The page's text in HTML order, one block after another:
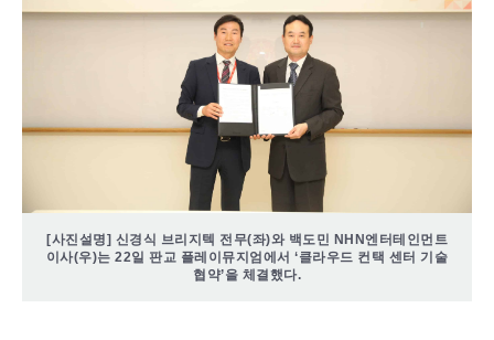
[사진설명] 신경식 브리지텍 전무(좌)와 백도민 NHN엔터테인먼트
이사(우)는 22일 판교 플레이뮤지엄에서 ‘클라우드 컨택 센터 기술
협약’을 체결했다.